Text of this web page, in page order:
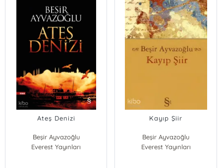
Ateş Denizi
Beşir Ayvazoğlu
Everest Yayınları
Kayıp Şiir
Beşir Ayvazoğlu
Everest Yayınları